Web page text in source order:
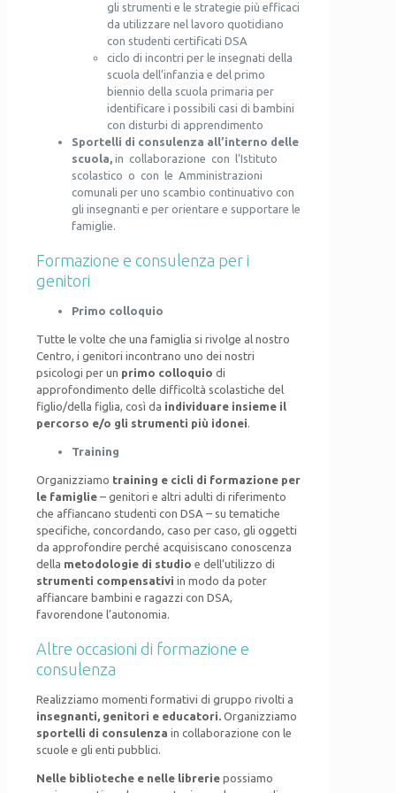
gli strumenti e le strategie più efficaci
da utilizzare nel lavoro quotidiano
con studenti certificati DSA
ciclo di incontri per le insegnati della
scuola dell’infanzia e del primo
biennio della scuola primaria per
identificare i possibili casi di bambini
con disturbi di apprendimento
Sportelli di consulenza all’interno delle
scuola, in collaborazione con l’Istituto
scolastico o con le Amministrazioni
comunali per uno scambio continuativo con
gli insegnanti e per orientare e supportare le
famiglie.
Formazione e consulenza per i
genitori
Primo colloquio
Tutte le volte che una famiglia si rivolge al nostro
Centro, i genitori incontrano uno dei nostri
psicologi per un primo colloquio di
approfondimento delle difficoltà scolastiche del
figlio/della figlia, così da individuare insieme il
percorso e/o gli strumenti più idonei
Training
Organizziamo training e cicli di formazione per
le famiglie – genitori e altri adulti di riferimento
che affiancano studenti con DSA – su tematiche
specifiche, concordando, caso per caso, gli oggetti
da approfondire perché acquisiscano conoscenza
della metodologie di studio e dell’utilizzo di
strumenti compensativi in modo da poter
affiancare bambini e ragazzi con DSA,
favorendone l’autonomia.
Altre occasioni di formazione e
consulenza
Realizziamo momenti formativi di gruppo rivolti a
insegnanti, genitori e educatori. Organizziamo
sportelli di consulenza in collaborazione con le
scuole e gli enti pubblici.
Nelle biblioteche e nelle librerie possiamo